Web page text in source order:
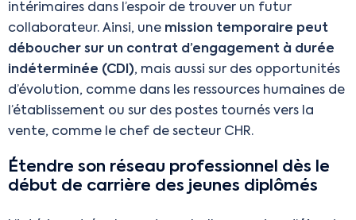
intérimaires dans l’espoir de trouver un futur
collaborateur. Ainsi, une mission temporaire peut
déboucher sur un contrat d’engagement à durée
indéterminée (CDI), mais aussi sur des opportunités
d’évolution, comme dans les ressources humaines de
l’établissement ou sur des postes tournés vers la
vente, comme le chef de secteur CHR.
Étendre son réseau professionnel dès le
début de carrière des jeunes diplômés